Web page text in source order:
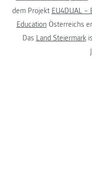
dem Projekt EU4DUAL –
Education Österreichs
Das Land Steiermark